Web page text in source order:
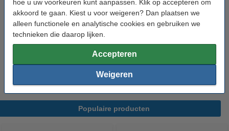
hoe u uw voorkeuren kunt aanpassen. Klik op accepteren om
akkoord te gaan. Kiest u voor weigeren? Dan plaatsen we
alleen functionele en analytische cookies en gebruiken we
technieken die daarop lijken.
Accepteren
Weigeren
Epson chipresetter (universeel)
Bekijk de specificaties en omschrijving
Direct leverbaar
Morgen in huis
€ 15,00 Bestellen
Populaire producten